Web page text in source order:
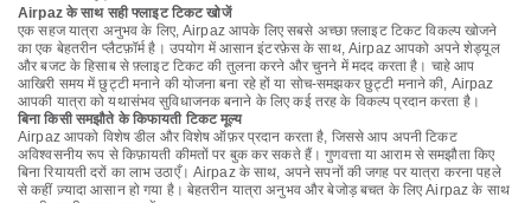
Airpaz के साथ सही फ्लाइट टिकट खोजें
एक सहज यात्रा अनुभव के लिए, Airpaz आपके लिए सबसे अच्छा फ़्लाइट टिकट विकल्प खोजने
का एक बेहतरीन प्लैटफ़ॉर्म है। उपयोग में आसान इंटरफ़ेस के साथ, Airpaz आपको अपने शेड्यूल
और बजट के हिसाब से फ़्लाइट टिकट की तुलना करने और चुनने में मदद करता है। चाहे आप
आखिरी समय में छुट्टी मनाने की योजना बना रहे हों या सोच-समझकर छुट्टी मनाने की, Airpaz
आपकी यात्रा को यथासंभव सुविधाजनक बनाने के लिए कई तरह के विकल्प प्रदान करता है।
बिना किसी समझौते के किफायती टिकट मूल्य
Airpaz आपको विशेष डील और विशेष ऑफ़र प्रदान करता है, जिससे आप अपनी टिकट
अविश्वसनीय रूप से किफ़ायती कीमतों पर बुक कर सकते हैं। गुणवत्ता या आराम से समझौता किए
बिना रियायती दरों का लाभ उठाएँ। Airpaz के साथ, अपने सपनों की जगह पर यात्रा करना पहले
से कहीं ज़्यादा आसान हो गया है। बेहतरीन यात्रा अनुभव और बेजोड़ बचत के लिए Airpaz के साथ